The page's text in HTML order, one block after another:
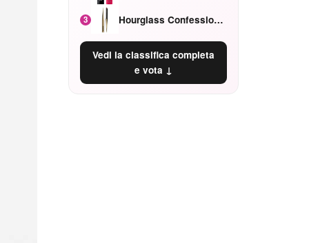
3 Hourglass Confession Ricaricabile Ultra Preciso Ad Alta Intensità Secretly Classic Red
Vedi la classifica completa
e vota ↓